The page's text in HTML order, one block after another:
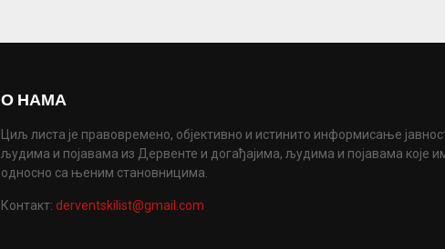
О НАМА
Циљ листа је правовремено, објективно и истинито информисање
људима и појавама из Дервенте и догађајима, људима и појавама које
односно са њеним становницима.
Контакт: derventskilist@gmail.com